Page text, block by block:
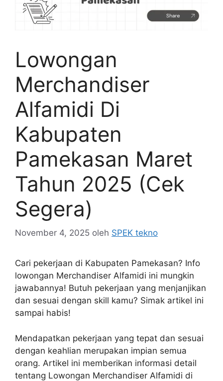
Lowongan
Merchandiser
Alfamidi Di
Kabupaten
Pamekasan Maret
Tahun 2025 (Cek
Segera)
November 4, 2025 oleh SPEK tekno
Cari pekerjaan di Kabupaten Pamekasan? Info
lowongan Merchandiser Alfamidi ini mungkin
jawabannya! Butuh pekerjaan yang menjanjikan
dan sesuai dengan skill kamu? Simak artikel ini
sampai habis!
Mendapatkan pekerjaan yang tepat dan sesuai
dengan keahlian merupakan impian semua
orang. Artikel ini memberikan informasi detail
tentang Lowongan Merchandiser Alfamidi di